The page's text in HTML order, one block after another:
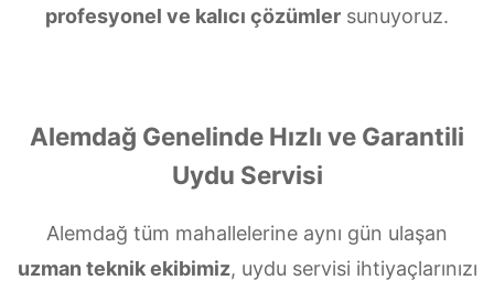
profesyonel ve kalıcı çözümler sunuyoruz.
Alemdağ Genelinde Hızlı ve Garantili
Uydu Servisi
Alemdağ tüm mahallelerine aynı gün ulaşan
uzman teknik ekibimiz, uydu servisi ihtiyaçlarınızı